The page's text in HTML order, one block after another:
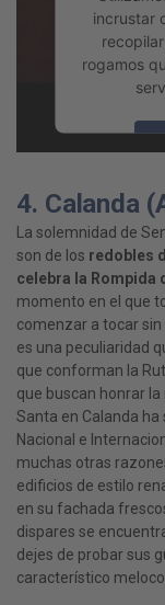
incrustar
rogamos
4. Calanda
La solemnidad de
son de los redobles
celebra la Rompida
momento en el que
comenzar a tocar sin
es una peculiaridad
que conforman la
que buscan honrar
Santa en Calanda
Nacional e
muchas otras
edificios de estilo
en su fachada
dispares se
dejes de probar sus
característico